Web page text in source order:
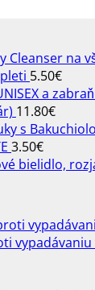
5.50€
11.80€
3.50€
vypadávaniu